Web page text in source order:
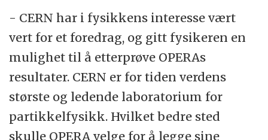
- CERN har i fysikkens interesse vært
vert for et foredrag, og gitt fysikeren en
mulighet til å etterprøve OPERAs
resultater. CERN er for tiden verdens
største og ledende laboratorium for
partikkelfysikk. Hvilket bedre sted
skulle OPERA velge for å legge sine